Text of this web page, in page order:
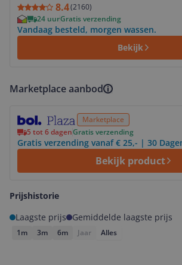
8.4(2160)
24 uurGratis verzending
Vandaag besteld, morgen wassen.
Bekijk
Marketplace aanbod
Marketplace
5 tot 6 dagenGratis verzending
Gratis verzending vanaf € 25,- | 30
Bekijk product
Prijshistorie
Laagste prijs
Gemiddelde laagste prijs
1m 3m 6m Jaar Alles